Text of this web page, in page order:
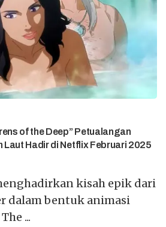
of the Deep” Petualangan
Laut Hadir di Netflix Februari 2025
kisah epik dari
dalam bentuk animasi
...